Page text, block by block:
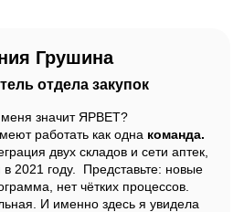
Грушина
отдела закупок
значит ЯРВЕТ?
работать как одна команда.
двух складов и сети аптек,
2021 году. Представьте: новые
нет чётких процессов.
И именно здесь я увидела